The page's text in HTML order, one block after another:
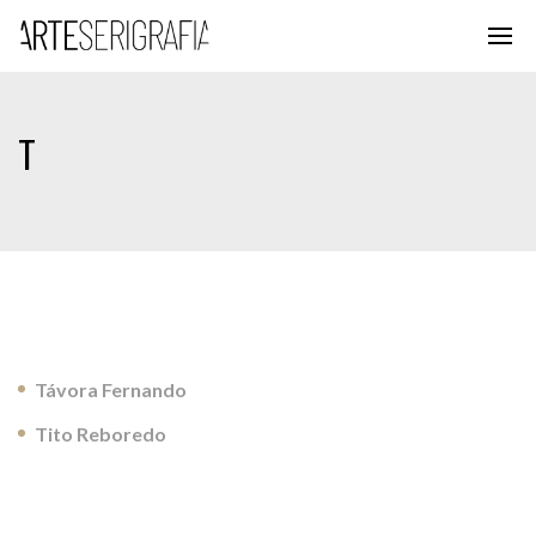
Távora Fernando
Tito Reboredo